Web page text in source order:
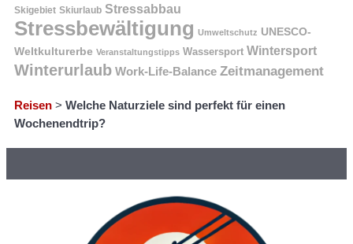
Skigebiet Skiurlaub Stressabbau
Stressbewältigung Umweltschutz UNESCO-
Weltkulturerbe Veranstaltungstipps Wassersport Wintersport
Winterurlaub Work-Life-Balance Zeitmanagement
Reisen > Welche Naturziele sind perfekt für einen
Wochenendtrip?